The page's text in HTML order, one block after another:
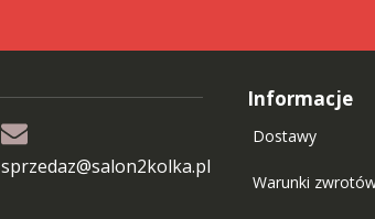
sprzedaz@salon2kolka.pl
Informacje
Dostawy
Warunki